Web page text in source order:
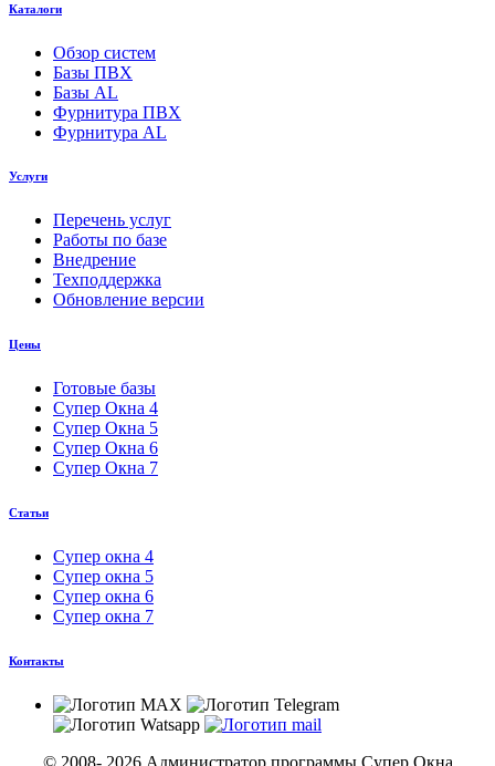
Каталоги
Обзор систем
Базы ПВХ
Базы AL
Фурнитура ПВХ
Фурнитура AL
Услуги
Перечень услуг
Работы по базе
Внедрение
Техподдержка
Обновление версии
Цены
Готовые базы
Супер Окна 4
Супер Окна 5
Супер Окна 6
Супер Окна 7
Статьи
Супер окна 4
Супер окна 5
Супер окна 6
Супер окна 7
Контакты